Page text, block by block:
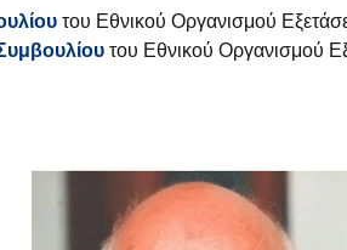
του Εθνικού Οργανισμού
του Εθνικού Οργανισμού